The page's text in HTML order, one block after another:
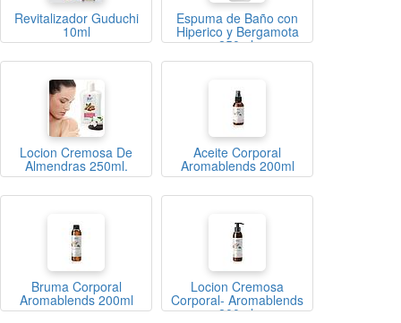
Revitalizador Guduchi
10ml
Espuma de Baño con
Hiperico y Bergamota
250ml.
Locion Cremosa De
Almendras 250ml.
Aceite Corporal
Aromablends 200ml
Bruma Corporal
Aromablends 200ml
Locion Cremosa
Corporal- Aromablends
200ml.